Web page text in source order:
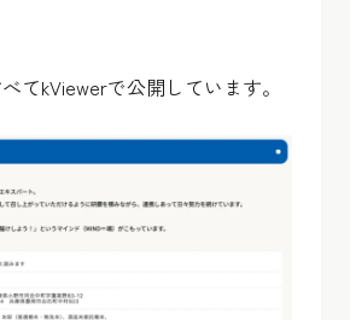
てkViewerで公開しています。